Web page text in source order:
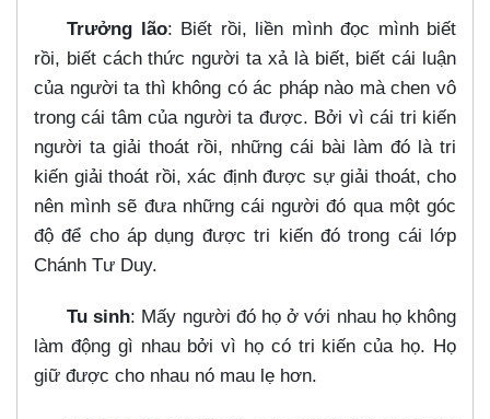
Trưởng lão: Biết rồi, liền mình đọc mình biết
rồi, biết cách thức người ta xả là biết, biết cái luận
của người ta thì không có ác pháp nào mà chen vô
trong cái tâm của người ta được. Bởi vì cái tri kiến
người ta giải thoát rồi, những cái bài làm đó là tri
kiến giải thoát rồi, xác định được sự giải thoát, cho
nên mình sẽ đưa những cái người đó qua một góc
độ để cho áp dụng được tri kiến đó trong cái lớp
Chánh Tư Duy.
Tu sinh: Mấy người đó họ ở với nhau họ không
làm động gì nhau bởi vì họ có tri kiến của họ. Họ
giữ được cho nhau nó mau lẹ hơn.